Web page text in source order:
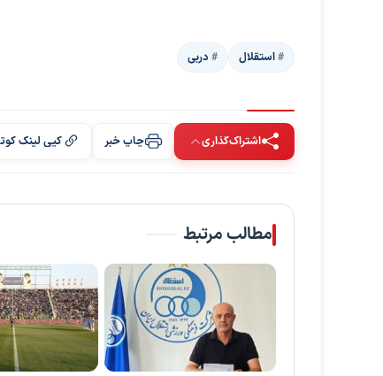
استقلال دربی
اشتراک‌گذاری چاپ خبر کپی لینک
مطالب مرتبط